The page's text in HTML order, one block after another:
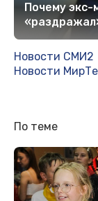
Почему
Новости СМИ2
Новости
По теме